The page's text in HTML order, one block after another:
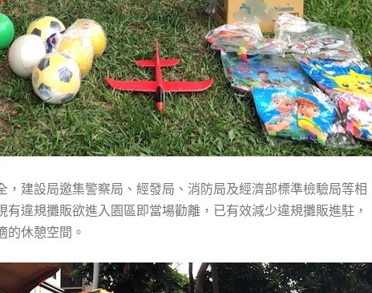
建設局邀集警察局、經發局、消防局及經濟部標準檢驗局等相
違規攤販欲進入園區即當場勸離，已有效減少違規攤販進駐，
的休憩空間。